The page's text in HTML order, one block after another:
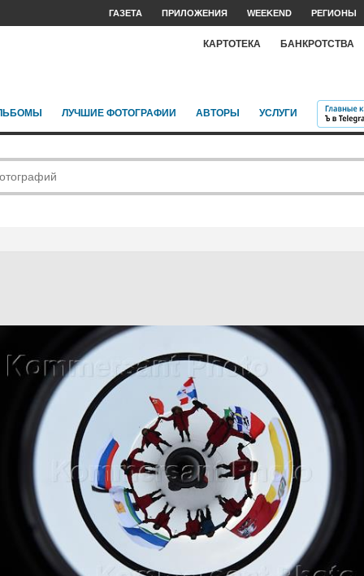
ГАЗЕТА ПРИЛОЖЕНИЯ WEEKEND РЕГИОНЫ
КАРТОТЕКА БАНКРОТСТВА
ЛУЧШИЕ ФОТОГРАФИИ АВТОРЫ УСЛУГИ